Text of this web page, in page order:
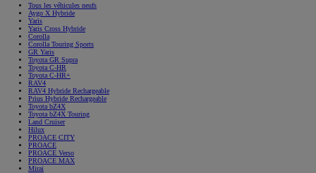
Tous les véhicules neufs
Aygo X Hybride
Yaris
Yaris Cross Hybride
Corolla
Corolla Touring Sports
GR Yaris
Toyota GR Supra
Toyota C-HR
Toyota C-HR+
RAV4
RAV4 Hybride Rechargeable
Prius Hybride Rechargeable
Toyota bZ4X
Toyota bZ4X Touring
Land Cruiser
Hilux
PROACE CITY
PROACE
PROACE Verso
PROACE MAX
Mirai